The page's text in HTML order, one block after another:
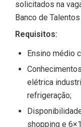
solicitados na
Banco de
Requisitos:
Ensino médio
elétrica
refrigeração;
shopping e